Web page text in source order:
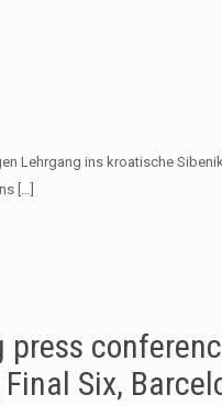
Lehrgang ins kroatische
[…]
press
Six,